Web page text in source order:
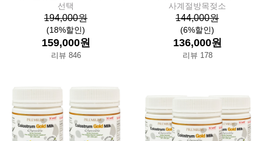
선택
194,000원
(18%할인)
159,000원
리뷰 846
사계절방목젖소
144,000원
(6%할인)
136,000원
리뷰 178